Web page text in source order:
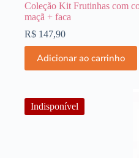
Coleção Kit Frutinhas com
maçã + faca
R$ 147,90
Adicionar ao carrinho
Indisponível